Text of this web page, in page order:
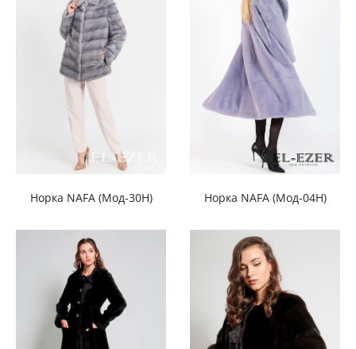
Норка NAFA (Мод-30Н) Норка NAFA (Мод-04Н)